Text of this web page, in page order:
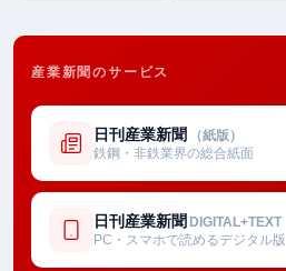
産業新聞のサービス
日刊産業新聞 （紙版）
鉄鋼・非鉄業界の総合紙面
日刊産業新聞 DIGITAL+TEXT
PC・スマホで読めるデジタル版